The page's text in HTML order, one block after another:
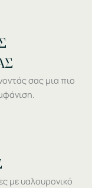
σας μια πιο
με υαλουρονικό